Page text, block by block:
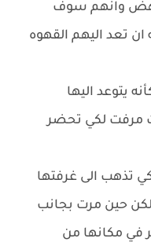
وانهم سوف
تعد اليهم القهوه
يتوعد اليها
مرفت لكي تحضر
تذهب الى غرفتها
حين مرت بجانب
مكانها من